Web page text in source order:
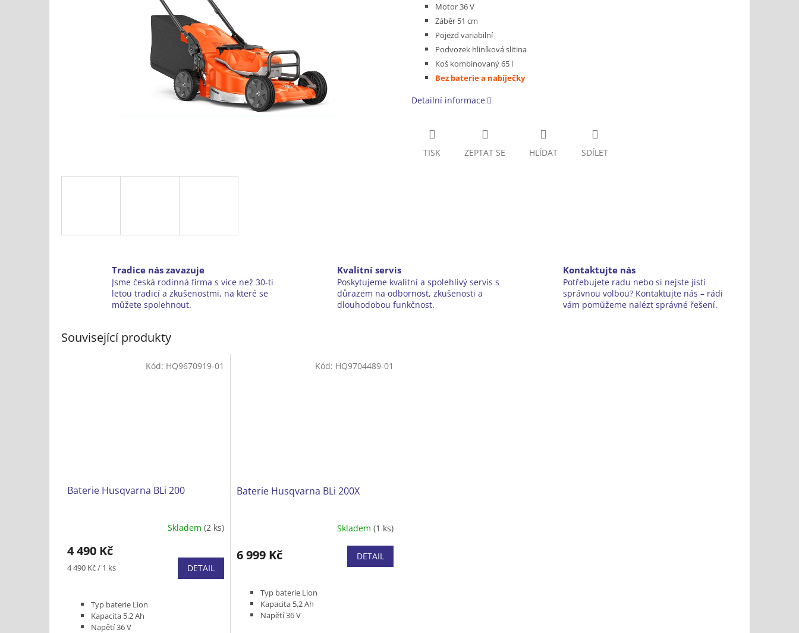
Motor 36 V
Záběr 51 cm
Pojezd variabilní
Podvozek hliníková slitina
Koš kombinovaný 65 l
Bez baterie a nabíječky
Detailní informace
TISK ZEPTAT SE HLÍDAT SDÍLET
Tradice nás zavazuje
Jsme česká rodinná firma s více než 30-ti
letou tradicí a zkušenostmi, na které se
můžete spolehnout.
Kvalitní servis
Poskytujeme kvalitní a spolehlivý servis s
důrazem na odbornost, zkušenosti a
dlouhodobou funkčnost.
Kontaktujte nás
Potřebujete radu nebo si nejste jistí
správnou volbou? Kontaktujte nás – rádi
vám pomůžeme nalézt správné řešení.
Související produkty
Baterie Husqvarna BLi 200
Skladem (2 ks)
4 490 Kč
Měrná
4 490 Kč / 1 ks DETAIL
Typ baterie Lion
Kapacita 5,2 Ah
Napětí 36 V
Kód: HQ9670919-01
Baterie Husqvarna BLi 200X
Skladem (1 ks)
6 999 Kč DETAIL
Typ baterie Lion
Kapacita 5,2 Ah
Napětí 36 V
Kód: HQ9704489-01